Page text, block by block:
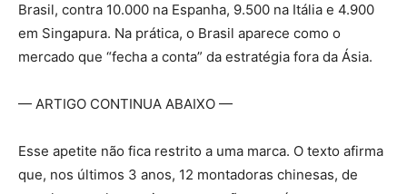
Brasil, contra 10.000 na Espanha, 9.500 na Itália e 4.900
em Singapura. Na prática, o Brasil aparece como o
mercado que “fecha a conta” da estratégia fora da Ásia.
— ARTIGO CONTINUA ABAIXO —
Esse apetite não fica restrito a uma marca. O texto afirma
que, nos últimos 3 anos, 12 montadoras chinesas, de